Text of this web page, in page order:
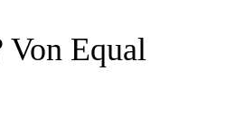
Von Equal